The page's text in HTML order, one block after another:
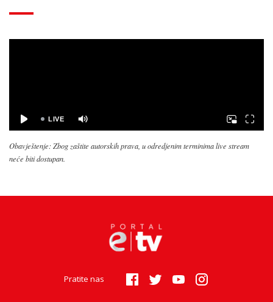
Obavještenje: Zbog zaštite autorskih prava, u odredjenim terminima live stream
neće biti dostupan.
Pratite nas